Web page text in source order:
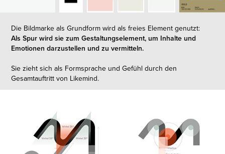
Die Bildmarke als Grundform wird als freies Element genutzt:
Als Spur wird sie zum Gestaltungselement, um Inhalte und
Emotionen darzustellen und zu vermitteln.
Sie zieht sich als Formsprache und Gefühl durch den
Gesamtauftritt von Likemind.